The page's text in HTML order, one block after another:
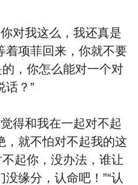
对我这么 ，我还真是
着项菲回来，你就不要
，你怎么能对一个对
话？”
得和我在一起对不起
，就不怕对不起我的这
起你，没办法，谁让
缘分，认命吧！”“认